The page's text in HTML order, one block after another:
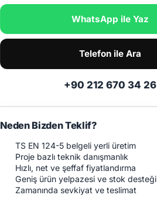
WhatsApp ile Yaz
Telefon ile Ara
+90 212 670 34 26
Neden Bizden Teklif?
TS EN 124-5 belgeli yerli üretim
Proje bazlı teknik danışmanlık
Hızlı, net ve şeffaf fiyatlandırma
Geniş ürün yelpazesi ve stok desteği
Zamanında sevkiyat ve teslimat